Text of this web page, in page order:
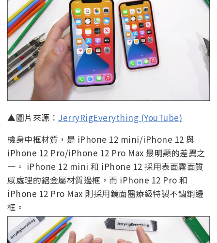
▲圖片來源： JerryRigEverything (YouTube)
機身中框材質，是 iPhone 12 mini/iPhone 12 與
iPhone 12 Pro/iPhone 12 Pro Max 最明顯的差異之
一。 iPhone 12 mini 和 iPhone 12 採用表面霧面質
感處理的鋁金屬材質邊框，而 iPhone 12 Pro 和
iPhone 12 Pro Max 則採用鏡面醫療級特製不鏽鋼邊
框。